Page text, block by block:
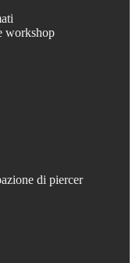
workshop
di piercer